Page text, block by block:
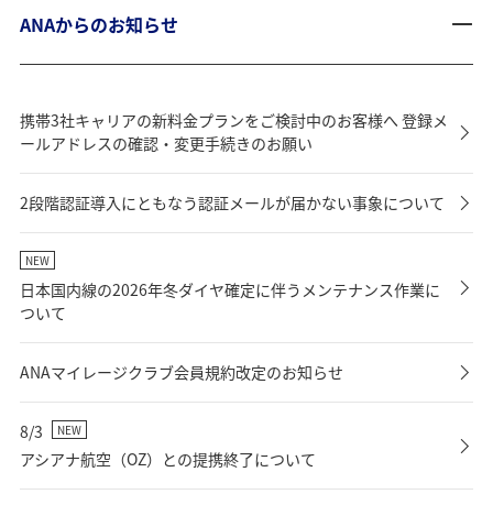
ANAからのお知らせ
携帯3社キャリアの新料金プランをご検討中のお客様へ 登録メ
ールアドレスの確認・変更手続きのお願い
2段階認証導入にともなう認証メールが届かない事象について
NEW
日本国内線の2026年冬ダイヤ確定に伴うメンテナンス作業に
ついて
ANAマイレージクラブ会員規約改定のお知らせ
8/3 NEW
アシアナ航空（OZ）との提携終了について